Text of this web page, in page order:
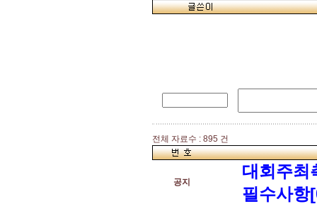
전체 자료수 : 895 건
공지
대회주최
필수사항